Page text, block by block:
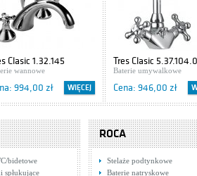
Clasic 1.32.145
wannowe
994,00 zł WIĘCEJ
Tres Clasic
Baterie umywalkowe
Cena: 946,00 zł
bidetowe
spłukujące
ROCA
Stelaże podtynkowe
Baterie natryskowe